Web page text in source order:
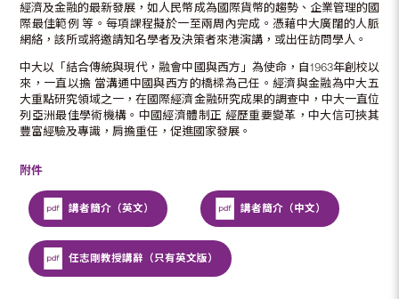
經濟及金融的最新發展，如人民幣成為國際貨幣的趨勢、企業管理的國
際最佳範例 等。每項課程擬於一至兩周內完成。憑藉中大廣闊的人脈
網絡，該所或將邀請知名學者及決策者來港演講，或出任訪問學人。
中大以「結合傳統與現代，融會中國與西方」為使命，自1963年創校以
來，一直以擔 當溝通中國與西方的橋樑為己任。經濟與金融為中大五
大重點研究領域之一，在國際經濟金融研究成果的調查中，中大一直位
列亞洲最佳學術機構。中國經濟體制正 經歷重要變革，中大信可挾其
豐富經驗及專識，肩擔重任，促進國家發展。
附件
講者簡介（英文） 講者簡介（中文）
任志剛教授講辭（只有英文版）